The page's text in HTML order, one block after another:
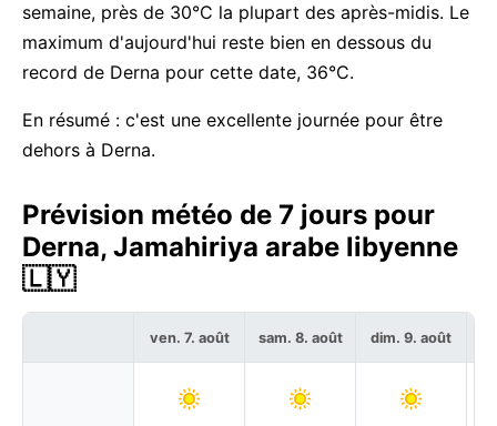
semaine, près de 30°C la plupart des après-midis. Le
maximum d'aujourd'hui reste bien en dessous du
record de Derna pour cette date, 36°C.
En résumé : c'est une excellente journée pour être
dehors à Derna.
Prévision météo de 7 jours pour
Derna, Jamahiriya arabe libyenne
🇱🇾
ven. 7. août sam. 8. août dim. 9. août